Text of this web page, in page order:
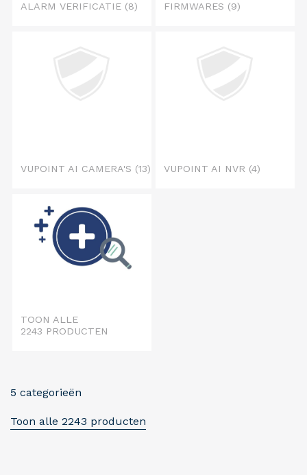
ALARM VERIFICATIE (8)
FIRMWARES (9)
VUPOINT AI CAMERA'S (13) VUPOINT AI NVR (4)
TOON ALLE
2243 PRODUCTEN
5 categorieën
Toon alle 2243 producten